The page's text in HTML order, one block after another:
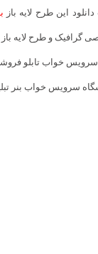
این طرح لایه باز
گرافیک و طرح لایه باز
سرویس خواب تابلو
سرویس خواب بنر